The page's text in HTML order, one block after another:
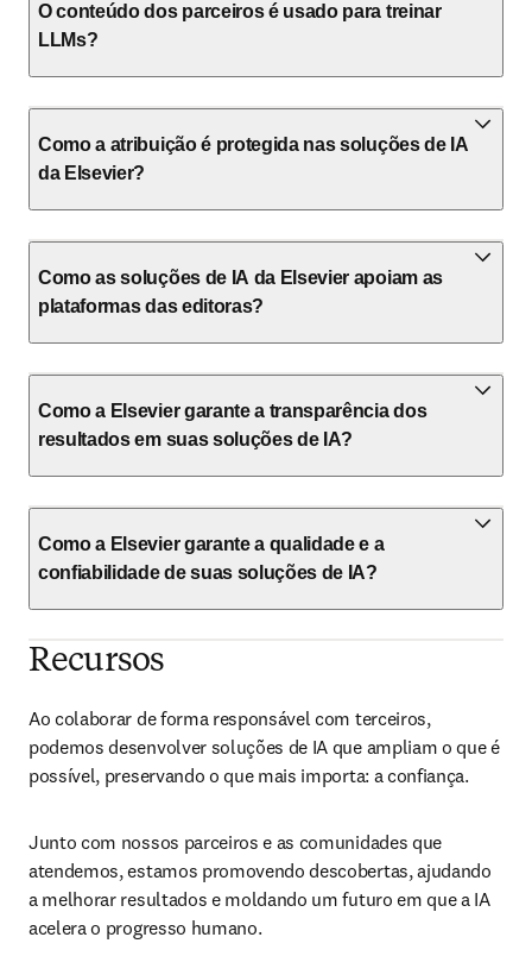
O conteúdo dos parceiros é usado para treinar
LLMs?
Como a atribuição é protegida nas soluções de IA
da Elsevier?
Como as soluções de IA da Elsevier apoiam as
plataformas das editoras?
Como a Elsevier garante a transparência dos
resultados em suas soluções de IA?
Como a Elsevier garante a qualidade e a
confiabilidade de suas soluções de IA?
Recursos
Ao colaborar de forma responsável com terceiros,
podemos desenvolver soluções de IA que ampliam o que é
possível, preservando o que mais importa: a confiança.
Junto com nossos parceiros e as comunidades que
atendemos, estamos promovendo descobertas, ajudando
a melhorar resultados e moldando um futuro em que a IA
acelera o progresso humano.